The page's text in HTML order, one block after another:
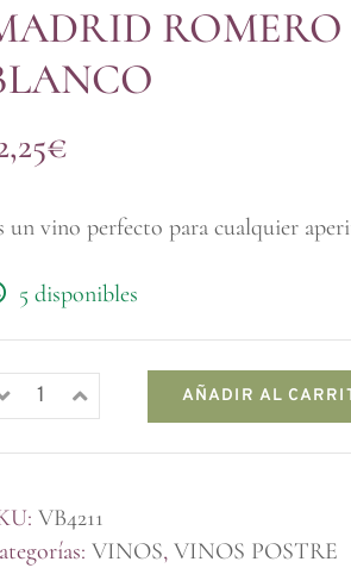
€
un vino perfecto para cualquier
5 disponibles
AÑADIR AL
VB4211
VINOS, VINOS POSTRE